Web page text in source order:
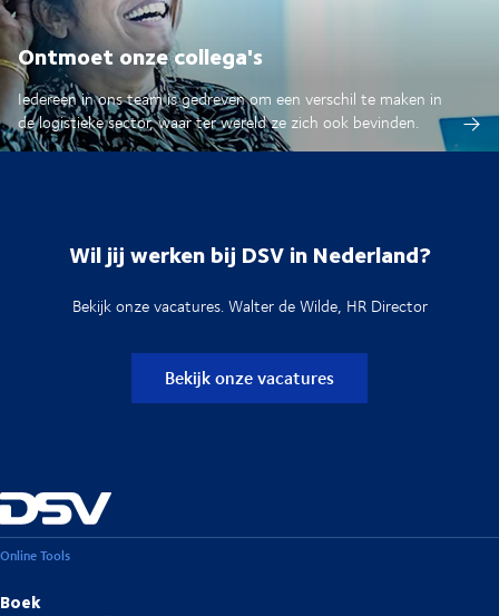
Ontmoet onze collega's
Iedereen in ons team is gedreven om een verschil te maken in
de logistieke sector, waar ter wereld ze zich ook bevinden.
Wil jij werken bij DSV in Nederland?
Bekijk onze vacatures. Walter de Wilde, HR Director
Bekijk onze vacatures
Online Tools
Boek